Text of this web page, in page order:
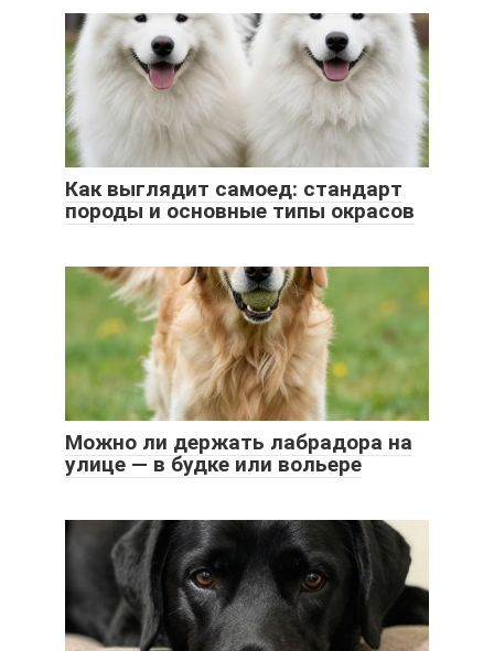
Как выглядит самоед: стандарт
породы и основные типы окрасов
Можно ли держать лабрадора на
улице — в будке или вольере